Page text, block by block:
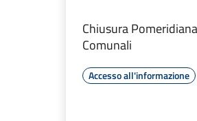
Chiusura
Comunali
Accesso all'informazione